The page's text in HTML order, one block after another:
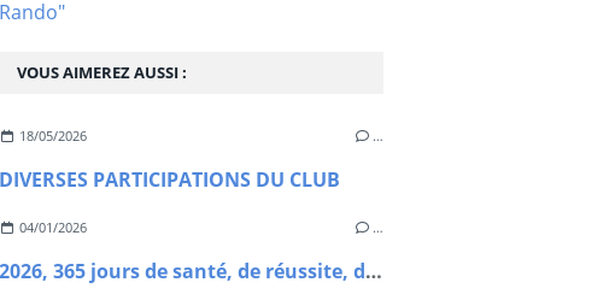
VOUS AIMEREZ AUSSI :
18/05/2026 …
DIVERSES PARTICIPATIONS DU CLUB
04/01/2026 …
2026, 365 jours de santé, de réussite, de bonheur ....
Rando"